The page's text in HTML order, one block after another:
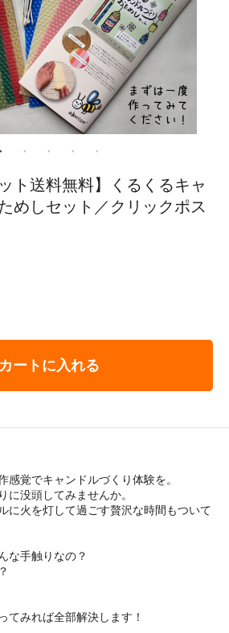
ト送料無料】くるくるキャ
めしセット／クリックポス
カートに入れる
感覚でキャンドルづくり体験を。
に没頭してみませんか。
に火を灯して過ごす贅沢な時間もついて
な手触りなの？
てみれば全部解決します！